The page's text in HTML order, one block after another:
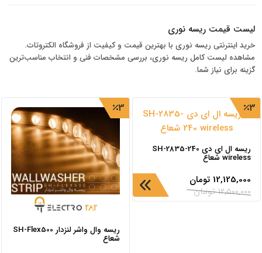
لیست قیمت ریسه نوری
خرید اینترنتی ریسه نوری با بهترین قیمت و کیفیت از فروشگاه الکتروتات.
مشاهده لیست کامل ریسه نوری، بررسی مشخصات فنی و انتخاب مناسب‌ترین
گزینه برای نیاز شما.
3
ریسه ال ای دی SH-2835-240
wireless شعاع
12,125,000 تومان
12,500,000 تومان
3
ریسه وال واشر لنزدار SH-Flex500
شعاع